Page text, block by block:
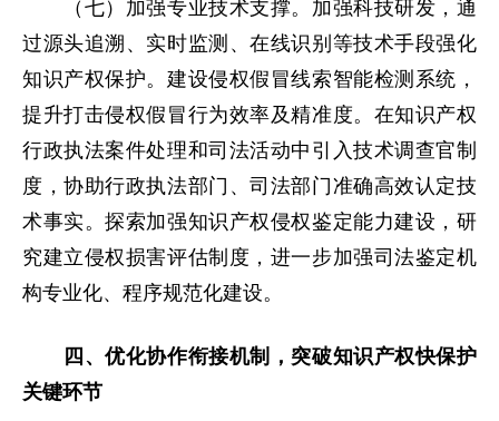
（七）加强专业技术支撑。加强科技研发，通
过源头追溯、实时监测、在线识别等技术手段强化
知识产权保护。建设侵权假冒线索智能检测系统，
提升打击侵权假冒行为效率及精准度。在知识产权
行政执法案件处理和司法活动中引入技术调查官制
度，协助行政执法部门、司法部门准确高效认定技
术事实。探索加强知识产权侵权鉴定能力建设，研
究建立侵权损害评估制度，进一步加强司法鉴定机
构专业化、程序规范化建设。
四、优化协作衔接机制，突破知识产权快保护
关键环节